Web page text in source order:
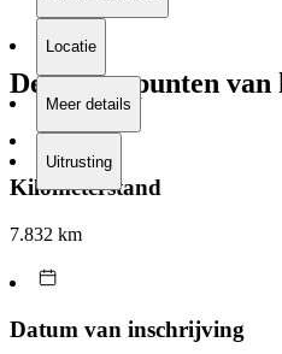
Locatie
Meer details
Uitrusting
De sterke punten
Kilometerstand
7.832 km
Datum van inschrijving